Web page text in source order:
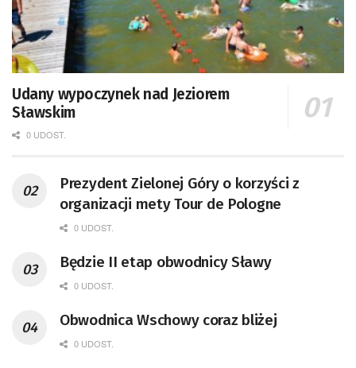
Udany wypoczynek nad Jeziorem
Sławskim
0 UDOST.
Prezydent Zielonej Góry o korzyści z
organizacji mety Tour de Pologne
0 UDOST.
Będzie II etap obwodnicy Sławy
0 UDOST.
Obwodnica Wschowy coraz bliżej
0 UDOST.